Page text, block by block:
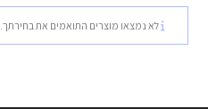
לא נמצאו מוצרים התואמים את בחירתך.